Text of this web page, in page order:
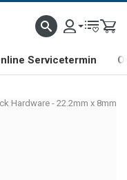
SHOP & SHOWROOM IN
Servicetermin
Hardware - 22.2mm x 8mm